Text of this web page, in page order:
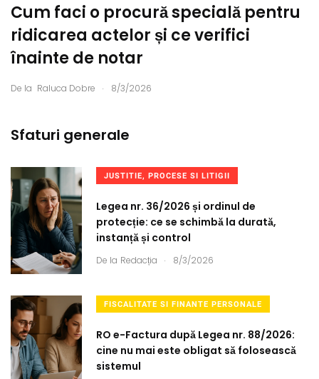
Cum faci o procură specială pentru
ridicarea actelor și ce verifici
înainte de notar
De la Raluca Dobre . 8/3/2026
Sfaturi generale
JUSTITIE, PROCESE SI LITIGII
Legea nr. 36/2026 și ordinul de
protecție: ce se schimbă la durată,
instanță și control
De la Redacția . 8/3/2026
FISCALITATE SI FINANTE PERSONALE
RO e-Factura după Legea nr. 88/2026:
cine nu mai este obligat să folosească
sistemul